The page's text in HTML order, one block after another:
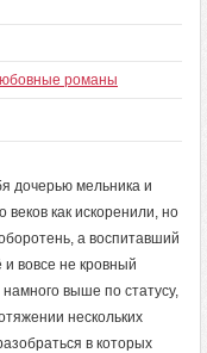
романы
дочерью мельника и
как искоренили, но
а воспитавший
вовсе не кровный
выше по статусу,
нескольких
в которых